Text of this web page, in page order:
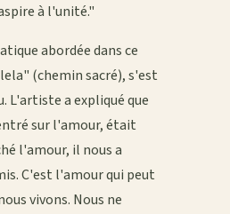
à l'unité."
abordée dans ce
(chemin sacré), s'est
L'artiste a expliqué que
sur l'amour, était
l'amour, il nous a
C'est l'amour qui peut
vivons. Nous ne